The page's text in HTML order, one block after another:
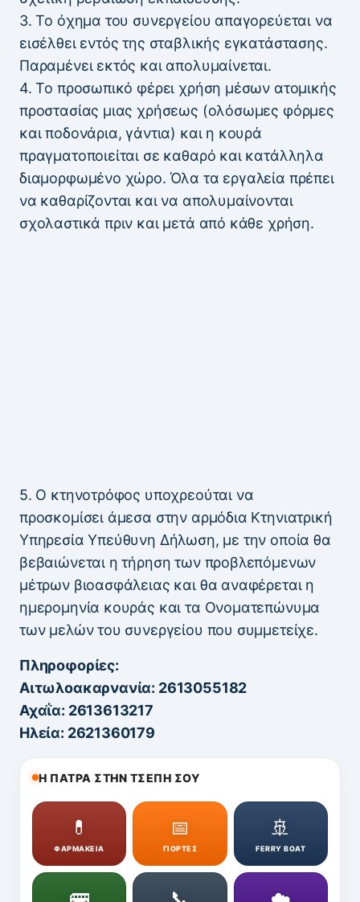
3. Το όχημα του συνεργείου απαγορεύεται να
εισέλθει εντός της σταβλικής εγκατάστασης.
Παραμένει εκτός και απολυμαίνεται.
4. Το προσωπικό φέρει χρήση μέσων ατομικής
προστασίας μιας χρήσεως (ολόσωμες φόρμες
και ποδονάρια, γάντια) και η κουρά
πραγματοποιείται σε καθαρό και κατάλληλα
διαμορφωμένο χώρο. Όλα τα εργαλεία πρέπει
να καθαρίζονται και να απολυμαίνονται
σχολαστικά πριν και μετά από κάθε χρήση.
5. Ο κτηνοτρόφος υποχρεούται να
προσκομίσει άμεσα στην αρμόδια Κτηνιατρική
Υπηρεσία Υπεύθυνη Δήλωση, με την οποία θα
βεβαιώνεται η τήρηση των προβλεπόμενων
μέτρων βιοασφάλειας και θα αναφέρεται η
ημερομηνία κουράς και τα Ονοματεπώνυμα
των μελών του συνεργείου που συμμετείχε.
Πληροφορίες:
Αιτωλοακαρνανία: 2613055182
Αχαΐα: 2613613217
Ηλεία: 2621360179
Η ΠΑΤΡΑ ΣΤΗΝ ΤΣΕΠΗ ΣΟΥ
💊
ΦΑΡΜΑΚΕΙΑ
📅
ΓΙΟΡΤΕΣ
🚢
FERRY BOAT